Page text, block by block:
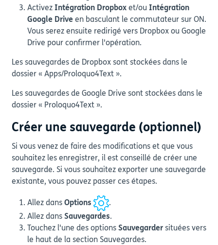
Activez Intégration Dropbox et/ou Intégration
Google Drive en basculant le commutateur sur ON.
Vous serez ensuite redirigé vers Dropbox ou Google
Drive pour confirmer l'opération.
Les sauvegardes de Dropbox sont stockées dans le
dossier « Apps/Proloquo4Text ».
Les sauvegardes de Google Drive sont stockées dans le
dossier « Proloquo4Text ».
Créer une sauvegarde (optionnel)
Si vous venez de faire des modifications et que vous
souhaitez les enregistrer, il est conseillé de créer une
sauvegarde. Si vous souhaitez exporter une sauvegarde
existante, vous pouvez passer ces étapes.
Allez dans Options
.
Allez dans Sauvegardes.
Touchez l'une des options Sauvegarder situées vers
le haut de la section Sauvegardes.